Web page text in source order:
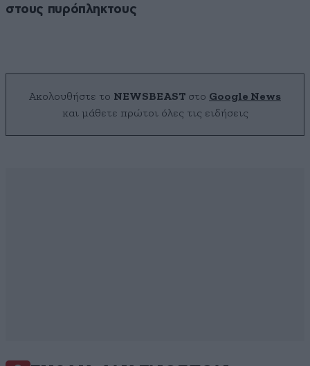
στους πυρόπληκτους
Ακολουθήστε το NEWSBEAST στο Google News
και μάθετε πρώτοι όλες τις ειδήσεις